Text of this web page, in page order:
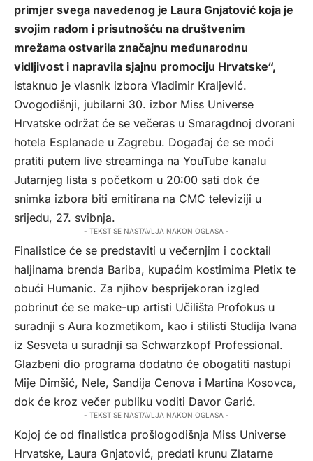
primjer svega navedenog je Laura Gnjatović koja je
svojim radom i prisutnošću na društvenim
mrežama ostvarila značajnu međunarodnu
vidljivost i napravila sjajnu promociju Hrvatske“,
istaknuo je vlasnik izbora Vladimir Kraljević.
Ovogodišnji, jubilarni 30. izbor Miss Universe
Hrvatske održat će se večeras u Smaragdnoj dvorani
hotela Esplanade u Zagrebu. Događaj će se moći
pratiti putem live streaminga na YouTube kanalu
Jutarnjeg lista s početkom u 20:00 sati dok će
snimka izbora biti emitirana na CMC televiziji u
srijedu, 27. svibnja.
- TEKST SE NASTAVLJA NAKON OGLASA -
Finalistice će se predstaviti u večernjim i cocktail
haljinama brenda Bariba, kupaćim kostimima Pletix te
obući Humanic. Za njihov besprijekoran izgled
pobrinut će se make-up artisti Učilišta Profokus u
suradnji s Aura kozmetikom, kao i stilisti Studija Ivana
iz Sesveta u suradnji sa Schwarzkopf Professional.
Glazbeni dio programa dodatno će obogatiti nastupi
Mije Dimšić, Nele, Sandija Cenova i Martina Kosovca,
dok će kroz večer publiku voditi Davor Garić.
- TEKST SE NASTAVLJA NAKON OGLASA -
Kojoj će od finalistica prošlogodišnja Miss Universe
Hrvatske, Laura Gnjatović, predati krunu Zlatarne